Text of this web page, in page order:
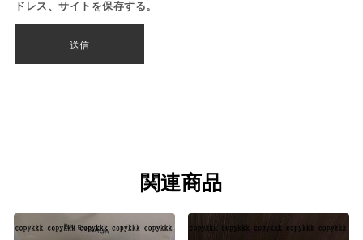
ドレス、サイトを保存する。
関連商品